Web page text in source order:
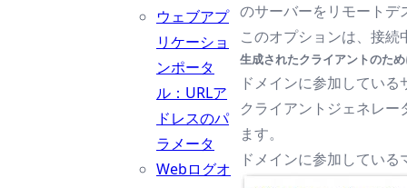
ウェブアプ
リケーショ
ンポータ
ル：URLア
ドレスのパ
ラメータ
Webログオ
のサーバーをリモートデ
このオプションは、接
生成されたクライアントのた
ドメインに参加してい
クライアントジェネレ
ます。
ドメインに参加してい